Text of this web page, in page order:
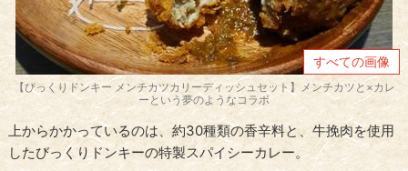
すべての画像
【びっくりドンキー メンチカツカリーディッシュセット】メンチカツと×カレ
ーという夢のようなコラボ
上からかかっているのは、約30種類の香辛料と、牛挽肉を使用
したびっくりドンキーの特製スパイシーカレー。